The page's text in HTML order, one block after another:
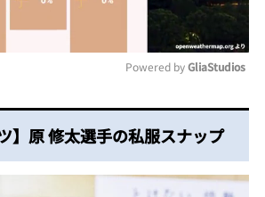
Powered by GliaStudios
】原 修太選手の私服スナップ